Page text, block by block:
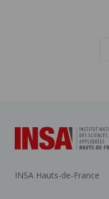
INSA Hauts-de-France